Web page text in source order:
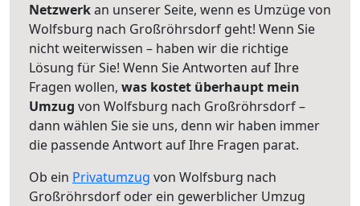
Netzwerkan unserer Seite, wenn es Umzüge von
Wolfsburg nach Großröhrsdorf geht! Wenn Sie
nicht weiterwissen – haben wir die richtige
Lösung für Sie! Wenn Sie Antworten auf Ihre
Fragen wollen, was kostet überhaupt mein
Umzug von Wolfsburg nach Großröhrsdorf –
dann wählen Sie sie uns, denn wir haben immer
die passende Antwort auf Ihre Fragen parat.
Ob ein Privatumzug von Wolfsburg nach
Großröhrsdorf oder ein gewerblicher Umzug